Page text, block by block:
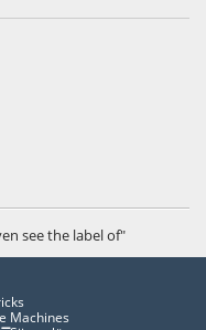
see the label of"
Machines